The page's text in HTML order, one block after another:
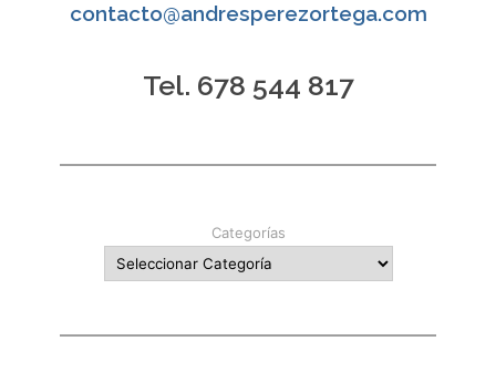
contacto@andresperezortega.com
Tel. 678 544 817
Categorías